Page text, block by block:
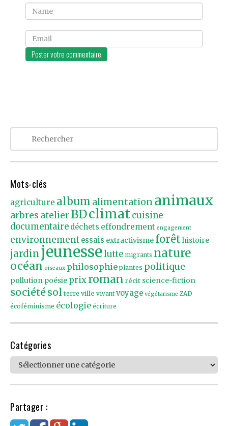
Name
Email
Mots-clés
agriculture album alimentationanimaux
arbres atelierBDclimatcuisine
documentaire déchets effondrement engagement
environnement essais extractivisme forêthistoire
jardin jeunesselutte migrants nature
océan oiseaux philosophie plantes politique
pollution poésie prixroman récit science-fiction
sociétésol terre ville vivant voyage végétarisme ZAD
écoféminisme écologie écriture
Catégories
Catégories
Partager :